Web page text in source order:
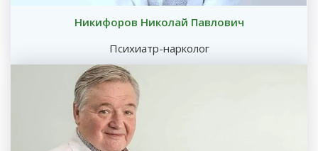
Никифоров Николай Павлович
Психиатр-нарколог